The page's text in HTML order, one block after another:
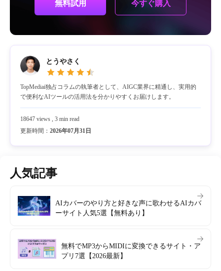
無料試用 今すぐ購入
とうやさく
TopMediai独占コラムの執筆者として、AIGC業界に精通し、実用的
で便利なAIツールの活用法を分かりやすくお届けします。
18647 views , 3 min read
更新時間： 2026年07月31日
人気記事
AIカバーのやり方と好きな声に歌わせるAIカバ
ーサイト人気5選【無料あり】
無料でMP3からMIDIに変換できるサイト・ア
プリ7選【2026最新】